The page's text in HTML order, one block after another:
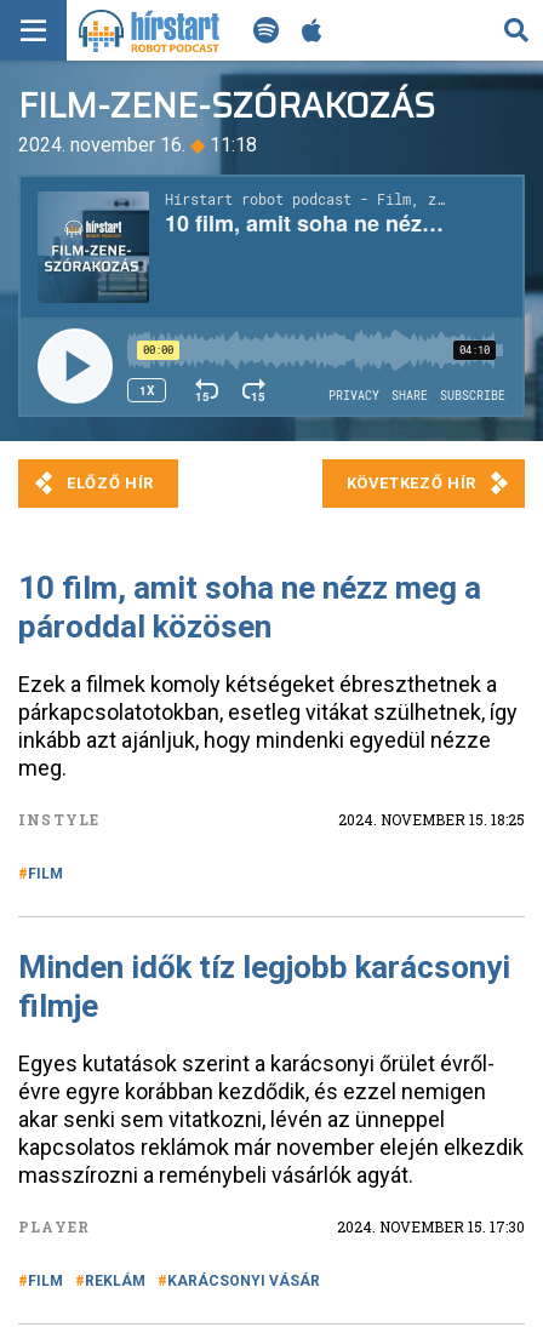
KERESÉS
KEZDŐLAP
FRISS HÍREK
TECH HÍREK
FILM-ZENE-SZÓRAKOZÁS
PLAYLIST
MI AZ A ROBOT PODCAST?
FILM-ZENE-SZÓRAKOZÁS
2024. november 16. ◆ 11:18
10 film, amit soha ne nézz meg a
pároddal közösen
Ezek a filmek komoly kétségeket ébreszthetnek a
párkapcsolatotokban, esetleg vitákat szülhetnek, így
inkább azt ajánljuk, hogy mindenki egyedül nézze
meg.
INSTYLE 2024. NOVEMBER 15. 18:25
FILM
Minden idők tíz legjobb karácsonyi
filmje
Egyes kutatások szerint a karácsonyi őrület évről-
évre egyre korábban kezdődik, és ezzel nemigen
akar senki sem vitatkozni, lévén az ünneppel
kapcsolatos reklámok már november elején elkezdik
masszírozni a reménybeli vásárlók agyát.
PLAYER 2024. NOVEMBER 15. 17:30
FILM REKLÁM KARÁCSONYI VÁSÁR